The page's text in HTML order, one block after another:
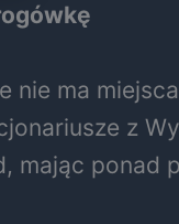
ma
z
mając ponad